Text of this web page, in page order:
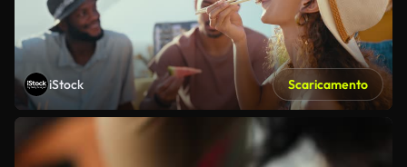
iStock Scaricamento